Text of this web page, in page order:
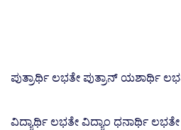
ಪುತ್ರಾರ್ಥಿ ಲಭತೇ ಪುತ್ರಾನ್ ಯಶಾರ್ಥಿ
ವಿದ್ಯಾರ್ಥಿ ಲಭತೇ ವಿದ್ಯಾಂ ಧನಾರ್ಥಿ